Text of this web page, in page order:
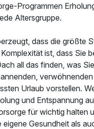
Programmen
Altersgruppe.
dass die größte
ist, dass Sie
all das finden, was
Urlaub vorstellen.
und Entspannung
für wichtig halten
Gesundheit als